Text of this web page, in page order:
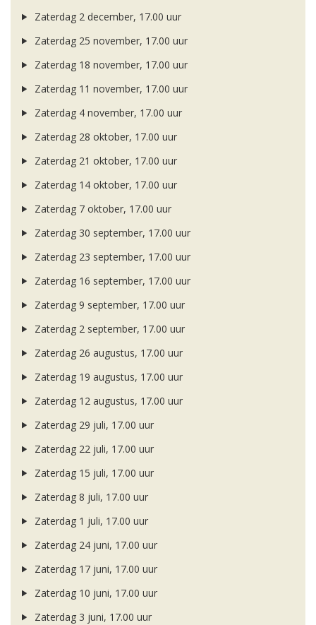
Zaterdag 2 december, 17.00 uur
Zaterdag 25 november, 17.00 uur
Zaterdag 18 november, 17.00 uur
Zaterdag 11 november, 17.00 uur
Zaterdag 4 november, 17.00 uur
Zaterdag 28 oktober, 17.00 uur
Zaterdag 21 oktober, 17.00 uur
Zaterdag 14 oktober, 17.00 uur
Zaterdag 7 oktober, 17.00 uur
Zaterdag 30 september, 17.00 uur
Zaterdag 23 september, 17.00 uur
Zaterdag 16 september, 17.00 uur
Zaterdag 9 september, 17.00 uur
Zaterdag 2 september, 17.00 uur
Zaterdag 26 augustus, 17.00 uur
Zaterdag 19 augustus, 17.00 uur
Zaterdag 12 augustus, 17.00 uur
Zaterdag 29 juli, 17.00 uur
Zaterdag 22 juli, 17.00 uur
Zaterdag 15 juli, 17.00 uur
Zaterdag 8 juli, 17.00 uur
Zaterdag 1 juli, 17.00 uur
Zaterdag 24 juni, 17.00 uur
Zaterdag 17 juni, 17.00 uur
Zaterdag 10 juni, 17.00 uur
Zaterdag 3 juni, 17.00 uur